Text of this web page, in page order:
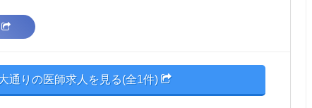
通りの医師求人を見る(全1件)